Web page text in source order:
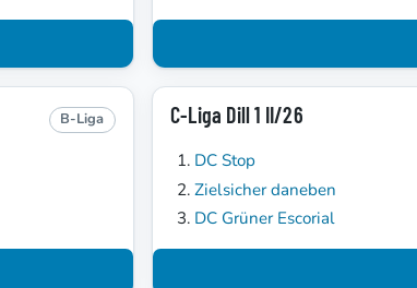
B-Liga C-Liga Dill 1 II/26
DC Stop
Zielsicher daneben
DC Grüner Escorial